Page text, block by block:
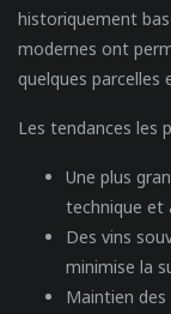
historiquement
modernes ont
quelques parcelles
Les tendances les
Une plus
technique et
Des vins
minimise la
Maintien